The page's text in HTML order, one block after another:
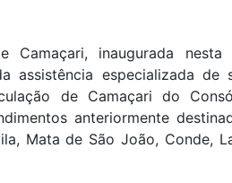
inaugurada nesta
assistência especializada de
de Camaçari do
anteriormente
Mata de São João, Conde,